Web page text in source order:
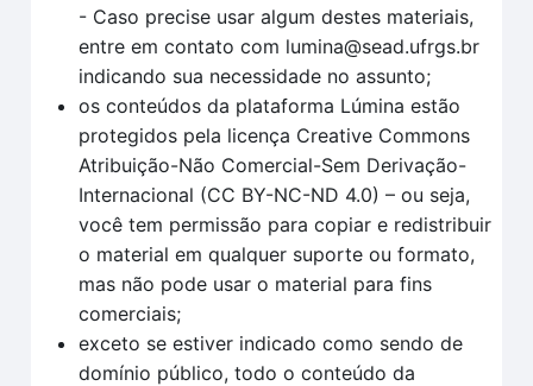
- Caso precise usar algum destes materiais,
entre em contato com lumina@sead.ufrgs.br
indicando sua necessidade no assunto;
os conteúdos da plataforma Lúmina estão
protegidos pela licença Creative Commons
Atribuição-Não Comercial-Sem Derivação-
Internacional (CC BY-NC-ND 4.0) – ou seja,
você tem permissão para copiar e redistribuir
o material em qualquer suporte ou formato,
mas não pode usar o material para fins
comerciais;
exceto se estiver indicado como sendo de
domínio público, todo o conteúdo da